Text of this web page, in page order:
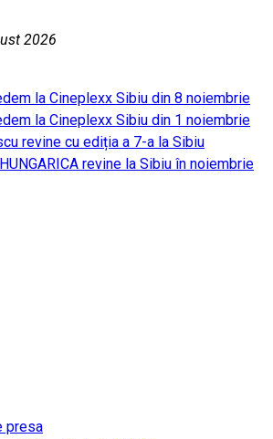
2026
la Cineplexx Sibiu din 8 noiembrie
la Cineplexx Sibiu din 1 noiembrie
revine cu ediția a 7-a la Sibiu
revine la Sibiu în noiembrie
presa